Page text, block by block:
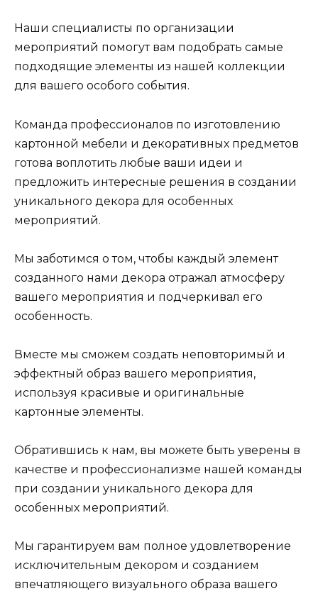
Наши специалисты по организации
мероприятий помогут вам подобрать самые
подходящие элементы из нашей коллекции
для вашего особого события.
Команда профессионалов по изготовлению
картонной мебели и декоративных предметов
готова воплотить любые ваши идеи и
предложить интересные решения в создании
уникального декора для особенных
мероприятий.
Мы заботимся о том, чтобы каждый элемент
созданного нами декора отражал атмосферу
вашего мероприятия и подчеркивал его
особенность.
Вместе мы сможем создать неповторимый и
эффектный образ вашего мероприятия,
используя красивые и оригинальные
картонные элементы.
Обратившись к нам, вы можете быть уверены в
качестве и профессионализме нашей команды
при создании уникального декора для
особенных мероприятий.
Мы гарантируем вам полное удовлетворение
исключительным декором и созданием
впечатляющего визуального образа вашего